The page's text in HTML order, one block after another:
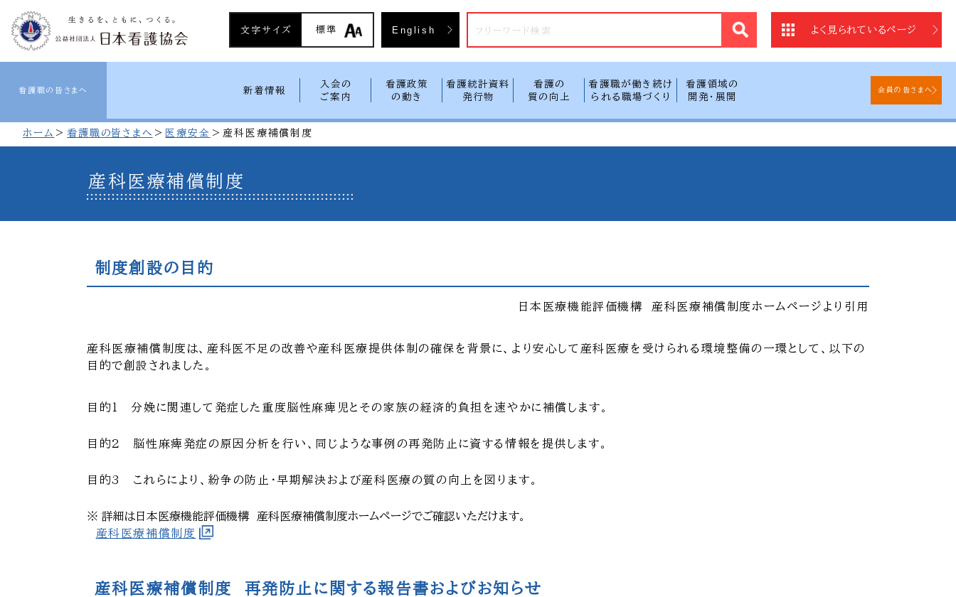
文字サイズ 標準 English よく見られているページ
看護職の皆さまへ 新着情報
入会の
ご案内
看護政策
の動き
看護統計資料
発行物
看護の
質の向上
看護職が働き続け
られる職場づくり
看護領域の
開発・展開
会員の皆さまへ
ホーム 看護職の皆さまへ 医療安全 産科医療補償制度
産科医療補償制度
制度創設の目的
日本医療機能評価機構 産科医療補償制度ホームページより引用
産科医療補償制度は、産科医不足の改善や産科医療提供体制の確保を背景に、より安心して産科医療を受けられる環境整備の一環として、以下の
目的で創設されました。
目的1 分娩に関連して発症した重度脳性麻痺児とその家族の経済的負担を速やかに補償します。
目的2 脳性麻痺発症の原因分析を行い、同じような事例の再発防止に資する情報を提供します。
目的3 これらにより、紛争の防止・早期解決および産科医療の質の向上を図ります。
詳細は日本医療機能評価機構 産科医療補償制度ホームページでご確認いただけます。
産科医療補償制度
産科医療補償制度 再発防止に関する報告書およびお知らせ